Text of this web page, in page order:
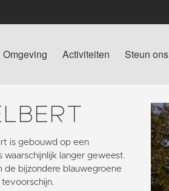
Omgeving Activiteiten Steun ons
is gebouwd op een
langer geweest.
de bijzondere blauwegroene